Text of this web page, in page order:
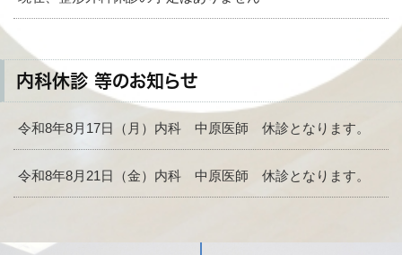
内科休診 等のお知らせ
令和8年8月17日（月）内科 中原医師 休診となります。
令和8年8月21日（金）内科 中原医師 休診となります。